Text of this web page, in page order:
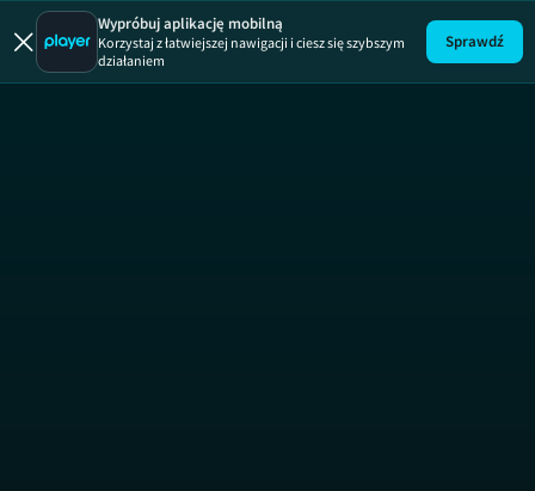
DeFacto
Wypróbuj aplikację mobilną
Korzystaj z łatwiejszej nawigacji i ciesz się szybszym
działaniem
Sprawdź